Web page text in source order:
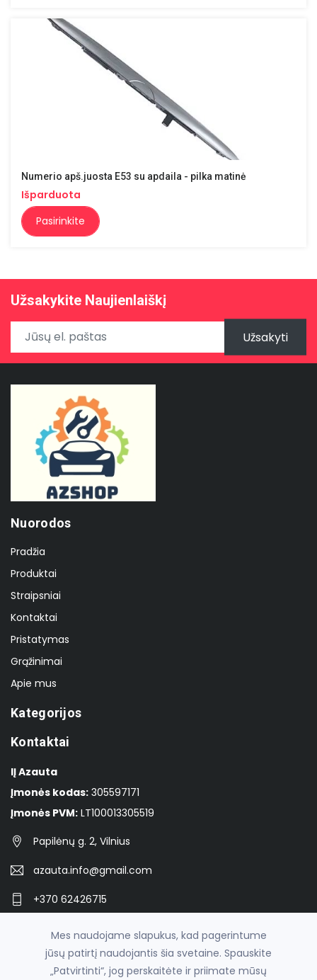
Numerio apš.juosta E53 su apdaila - pilka matinė
Išparduota
Pasirinkite
Užsakykite Naujienlaiškį
Užsakyti
Nuorodos
Pradžia
Produktai
Straipsniai
Kontaktai
Pristatymas
Grąžinimai
Apie mus
Kategorijos
Kontaktai
IĮ Azauta
Įmonės kodas: 305597171
Įmonės PVM: LT100013305519
Papilėnų g. 2, Vilnius
azauta.info@gmail.com
+370 62426715
Mes naudojame slapukus, kad pagerintume
jūsų patirtį naudojantis šia svetaine. Spauskite
„Patvirtinti“, jog perskaitėte ir priimate mūsų